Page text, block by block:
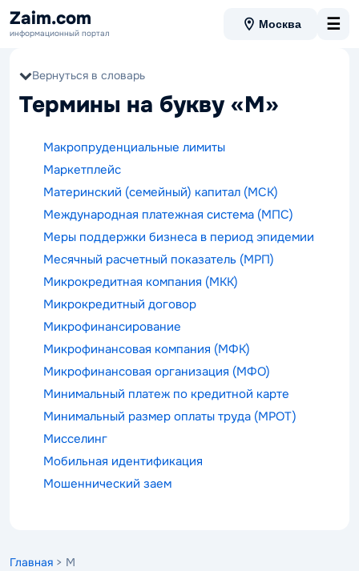
Zaim.com
информационный портал
Москва ☰
Вернуться в словарь
Термины на букву «М»
Макропруденциальные лимиты
Маркетплейс
Материнский (семейный) капитал (МСК)
Международная платежная система (МПС)
Меры поддержки бизнеса в период эпидемии
Месячный расчетный показатель (МРП)
Микрокредитная компания (МКК)
Микрокредитный договор
Микрофинансирование
Микрофинансовая компания (МФК)
Микрофинансовая организация (МФО)
Минимальный платеж по кредитной карте
Минимальный размер оплаты труда (МРОТ)
Мисселинг
Мобильная идентификация
Мошеннический заем
Главная > М